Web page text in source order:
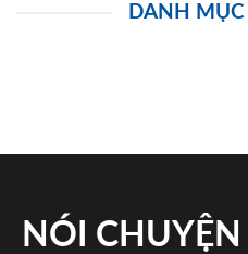
DANH
NÓI